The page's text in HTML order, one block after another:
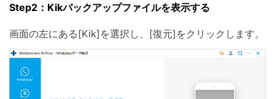
Step2：Kikバックアップファイルを表示する
画面の左にある[Kik]を選択し、[復元]をクリックします。